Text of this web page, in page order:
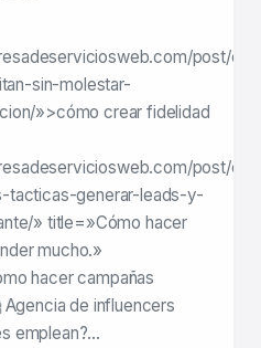
post/
sin-molestar-
»>cómo crear fidelidad
post/
tacticas-generar-leads-y-
» title=»Cómo hacer
mucho.»
hacer campañas
de influencers
emplean?…